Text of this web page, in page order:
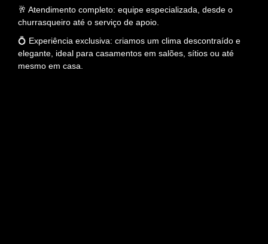
🥂 Atendimento completo: equipe especializada, desde o
churrasqueiro até o serviço de apoio.
💍 Experiência exclusiva: criamos um clima descontraído e
elegante, ideal para casamentos em salões, sítios ou até
mesmo em casa.